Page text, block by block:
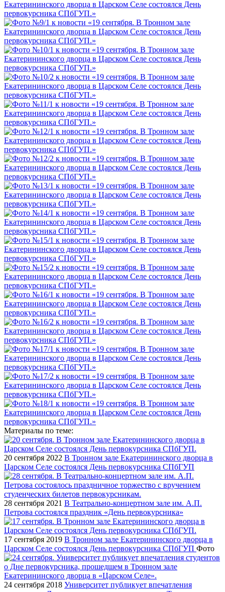
Материалы по теме:
20 сентября 2022 В Тронном зале Екатерининского дворца в
Царском Селе состоялся День первокурсника СПбГУП
28 сентября 2021 В Театрально-концертном зале им. А.П.
Петрова состоялся праздник «День первокурсника»
17 сентября 2019 В Тронном зале Екатерининского дворца в
Царском Селе состоялся День первокурсника СПбГУП Фото
24 сентября 2018 Университет публикует впечатления